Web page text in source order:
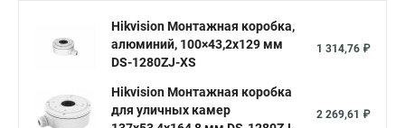
Hikvision Монтажная коробка,
алюминий, 100×43,2x129 мм
DS-1280ZJ-XS
1 314,76 ₽
Hikvision Монтажная коробка
для уличных камер
2 269,61 ₽